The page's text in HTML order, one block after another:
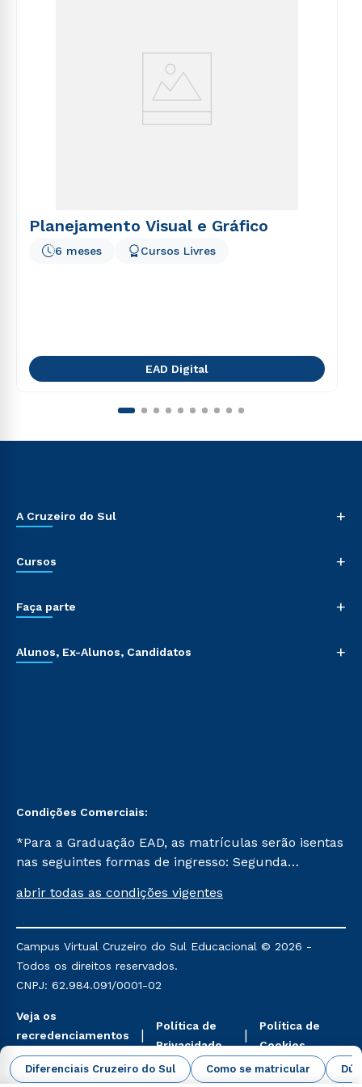
Diferenciais Cruzeiro do Sul Como se matricular
Planejamento Visual e Gráfico
6 meses Cursos Livres
EAD Digital
A Cruzeiro do Sul +
Cursos +
Faça parte +
Alunos, Ex-Alunos, Candidatos +
Condições Comerciais:
*Para a Graduação EAD, as matrículas serão isentas
nas seguintes formas de ingresso: Segunda
Já para as demais, a taxa de matrícula será de R$
mencionadas são referentes aos cursos: Ensino
Religioso, Geografia para a Docência e Metodologia
do Ensino de História: Questões Atuais.
abrir todas as condições vigentes
Campus Virtual Cruzeiro do Sul Educacional © 2026 -
Todos os direitos reservados.
CNPJ: 62.984.091/0001-02
Veja os
recredenciamentos
aqui
Política de
Privacidade
Política de
Cookies